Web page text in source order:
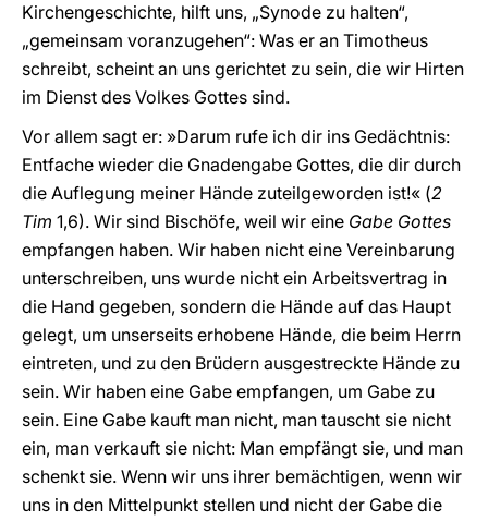
Kirchengeschichte, hilft uns, „Synode zu halten“,
„gemeinsam voranzugehen“: Was er an Timotheus
schreibt, scheint an uns gerichtet zu sein, die wir Hirten
im Dienst des Volkes Gottes sind.
Vor allem sagt er: »Darum rufe ich dir ins Gedächtnis:
Entfache wieder die Gnadengabe Gottes, die dir durch
die Auflegung meiner Hände zuteilgeworden ist!« (2
Tim 1,6). Wir sind Bischöfe, weil wir eine Gabe Gottes
empfangen haben. Wir haben nicht eine Vereinbarung
unterschreiben, uns wurde nicht ein Arbeitsvertrag in
die Hand gegeben, sondern die Hände auf das Haupt
gelegt, um unserseits erhobene Hände, die beim Herrn
eintreten, und zu den Brüdern ausgestreckte Hände zu
sein. Wir haben eine Gabe empfangen, um Gabe zu
sein. Eine Gabe kauft man nicht, man tauscht sie nicht
ein, man verkauft sie nicht: Man empfängt sie, und man
schenkt sie. Wenn wir uns ihrer bemächtigen, wenn wir
uns in den Mittelpunkt stellen und nicht der Gabe die